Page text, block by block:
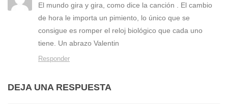
El mundo gira y gira, como dice la canción . El cambio
de hora le importa un pimiento, lo único que se
consigue es romper el reloj biológico que cada uno
tiene. Un abrazo Valentin
Responder
DEJA UNA RESPUESTA